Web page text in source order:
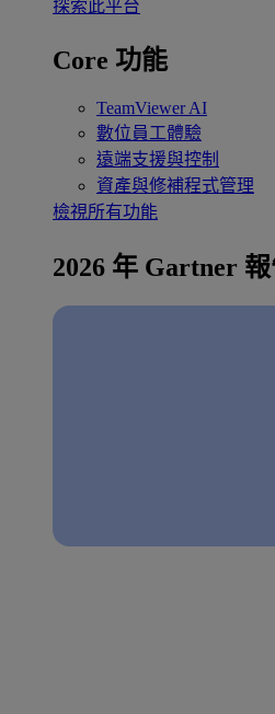
探索此平台
Core 功能
TeamViewer AI
數位員工體驗
遠端支援與控制
資產與修補程式管理
檢視所有功能
2026 年 Gartner